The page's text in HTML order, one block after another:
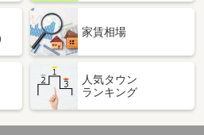
家賃相場
人気タウン
ランキング